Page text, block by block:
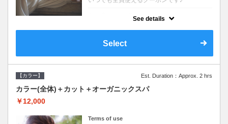
ニッククリームで頭皮環境を整えリフレッシ
ュ♪通常のシャンプー台で行う気軽なスパで
す●＋1100でアロマリラックススパに変更で
See details
Select
【カラー】 Est. Duration：Approx. 2 hrs
カラー(全体)＋カット＋オーガニックスパ
￥12,000
Terms of use